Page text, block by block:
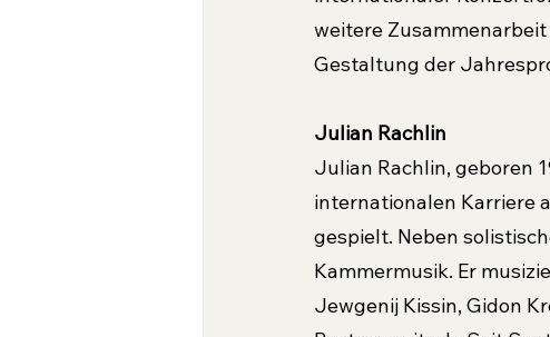
weitere
Gestaltung der
Julian Rachlin
Julian Rachlin, geboren
internationalen Karriere
gespielt. Neben
Kammermusik. Er
Jewgenij Kissin, Gidon